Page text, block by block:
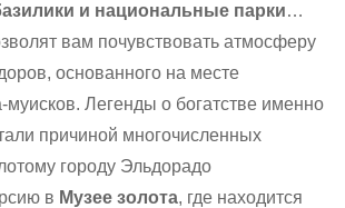
и национальные парки…
вам почувствовать атмосферу
основанного на месте
муисков. Легенды о богатстве именно
причиной многочисленных
городу Эльдорадо
в Музее золота, где находится